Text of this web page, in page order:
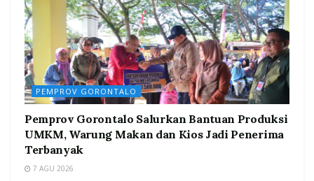
PEMPROV GORONTALO
Pemprov Gorontalo Salurkan Bantuan Produksi
UMKM, Warung Makan dan Kios Jadi Penerima
Terbanyak
7 AGU 2026